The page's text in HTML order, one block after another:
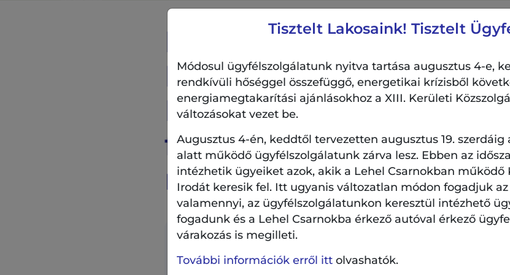
Ruttkai
KultúrPark –
KertMozi: A
fantasztikus
nagynéni 1. rész
2026.07.25. 20:00 - 21:30
Tisztelt Lakosaink! Tisztelt
Módosul ügyfélszolgálatunk nyitva tartása augusztus 4-e,
rendkívüli hőséggel összefüggő, energetikai krízisből
energiamegtakarítási ajánlásokhoz a XIII. Kerületi
változásokat vezet be.
Augusztus 4-én, keddtől tervezetten augusztus 19. szerdáig
alatt működő ügyfélszolgálatunk zárva lesz. Ebben az
intézhetik ügyeiket azok, akik a Lehel Csarnokban működő
Irodát keresik fel. Itt ugyanis változatlan módon fogadjuk
valamennyi, az ügyfélszolgálatunkon keresztül intézhető
fogadunk és a Lehel Csarnokba érkező autóval érkező
várakozás is megilleti.
További információk erről itt olvashatók.